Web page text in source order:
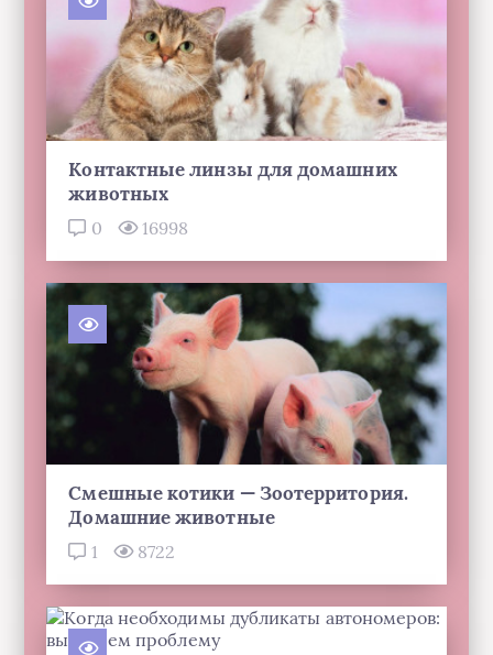
Контактные линзы для домашних
животных
0 16998
Смешные котики — Зоотерритория.
Домашние животные
1 8722